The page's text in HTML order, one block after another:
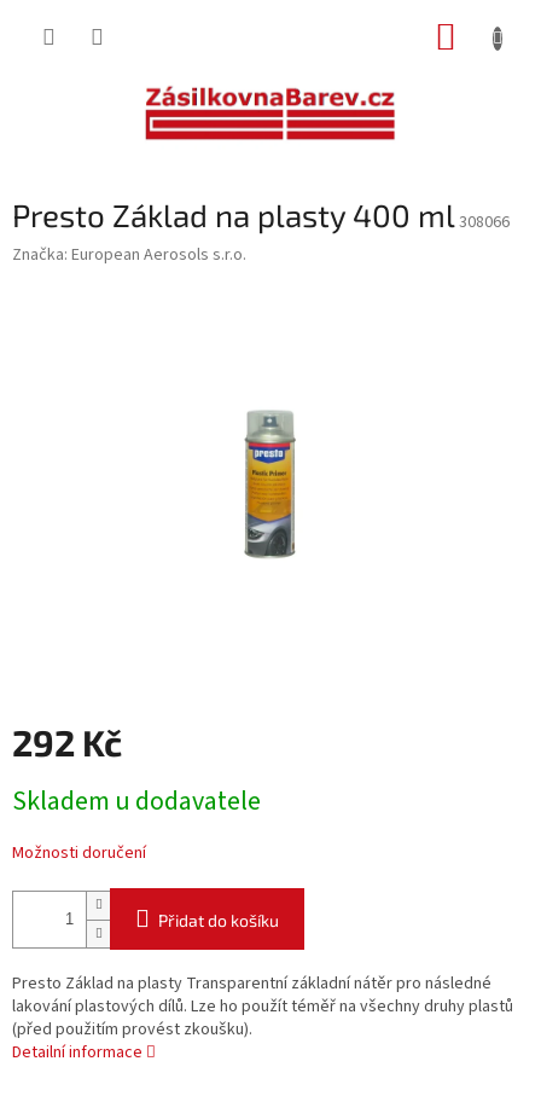
Presto Základ na plasty 400 ml308066
Značka: European Aerosols s.r.o.
292 Kč
cena:
Skladem u dodavatele
Možnosti doručení
Přidat do košíku
Presto Základ na plasty Transparentní základní nátěr pro následné
lakování plastových dílů. Lze ho použít téměř na všechny druhy plastů
(před použitím provést zkoušku).
Detailní informace